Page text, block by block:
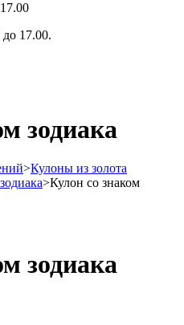
17.00.
зодиака
>Кулоны из золота
>Кулон со знаком
зодиака